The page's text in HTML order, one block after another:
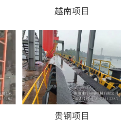
越南项目
贵钢项目